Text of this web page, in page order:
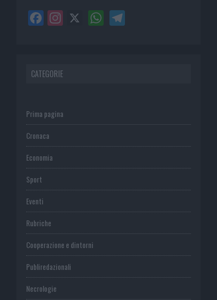
CATEGORIE
Prima pagina
Cronaca
Economia
Sport
Eventi
Rubriche
Cooperazione e dintorni
Publiredazionali
Necrologie